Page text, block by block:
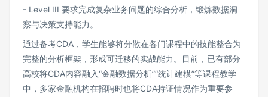
- Level III 要求完成复杂业务问题的综合分析，锻炼数据洞
察与决策支持能力。
通过备考CDA，学生能够将分散在各门课程中的技能整合为
完整的分析框架，形成可迁移的实战能力。目前，已有部分
高校将CDA内容融入“金融数据分析”“统计建模”等课程教学
中，多家金融机构在招聘时也将CDA持证情况作为重要参